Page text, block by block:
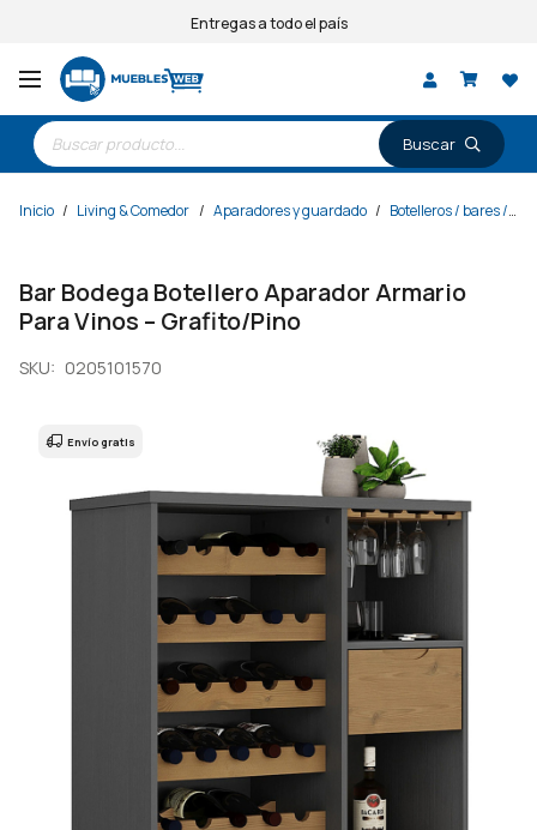
Entregas a todo el país
Búsqueda
de
productos
Inicio / Living & Comedor / Aparadores y guardado / Botelleros / bares / bodegas
Bar Bodega Botellero Aparador Armario
Para Vinos – Grafito/Pino
SKU: 0205101570
Envío gratis